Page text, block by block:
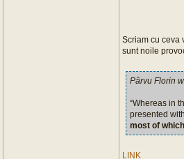
Scriam cu ceva
sunt noile
Pârvu Florin
“Whereas in
presented
most of
LINK